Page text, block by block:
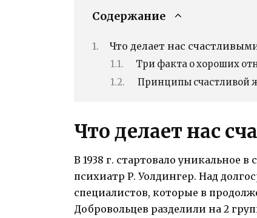
Содержание
Что делает нас
Три факта о хороших
Принципы счастливой
Что делает нас
В 1938 г. стартовало уникальное
психиатр Р. Уолдингер. Над
специалистов, которые в
Добровольцев разделили на 2